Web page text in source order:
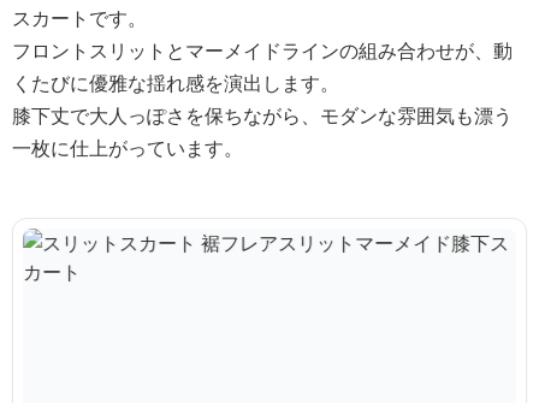
スカートです。
フロントスリットとマーメイドラインの組み合わせが、動
くたびに優雅な揺れ感を演出します。
膝下丈で大人っぽさを保ちながら、モダンな雰囲気も漂う
一枚に仕上がっています。